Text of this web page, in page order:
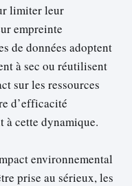
limiter leur
empreinte
de données adoptent
à sec ou réutilisent
sur les ressources
d’efficacité
à cette dynamique.
environnemental
prise au sérieux, les